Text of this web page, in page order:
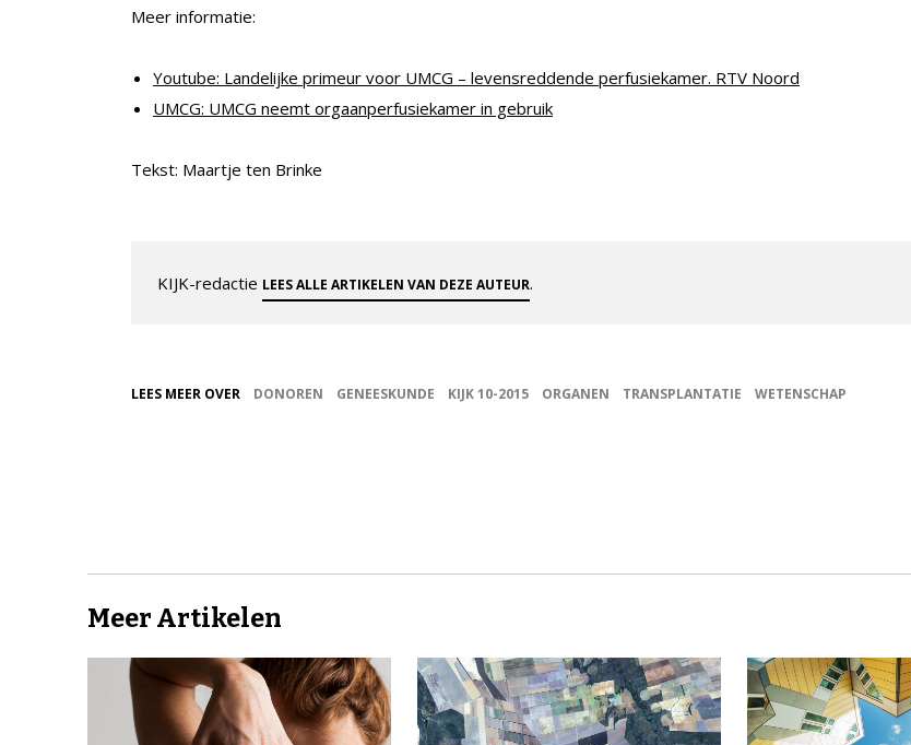
Meer informatie:
Youtube: Landelijke primeur voor UMCG – levensreddende perfusiekamer. RTV Noord
UMCG: UMCG neemt orgaanperfusiekamer in gebruik
Tekst: Maartje ten Brinke
KIJK-redactie LEES ALLE ARTIKELEN VAN DEZE AUTEUR.
LEES MEER OVER DONOREN GENEESKUNDE KIJK 10-2015 ORGANEN TRANSPLANTATIE WETENSCHAP
Meer Artikelen